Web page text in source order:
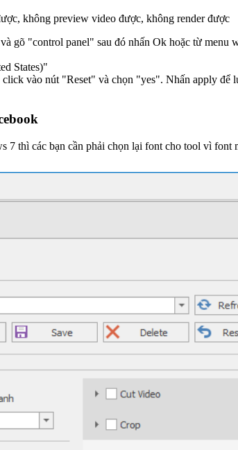
không preview video được, không render được
gõ "control panel" sau đó nhấn Ok hoặc từ menu
States)"
vào nút "Reset" và chọn "yes". Nhấn apply để
thì các bạn cần phải chọn lại font cho tool vì